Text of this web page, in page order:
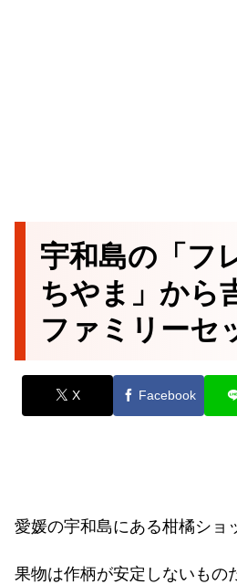
宇和島の「フ
ちやま」から
ファミリーセ
X Facebook
愛媛の宇和島にある柑橘ショ
果物は作柄が安定しないもの